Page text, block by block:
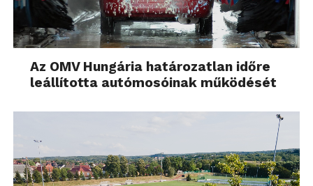
Az OMV Hungária határozatlan időre
leállította autómosóinak működését